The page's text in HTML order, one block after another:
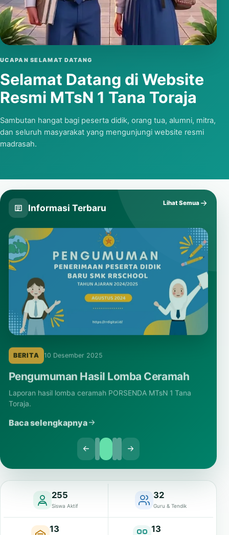
UCAPAN SELAMAT DATANG
Selamat Datang di Website
Resmi MTsN 1 Tana Toraja
Sambutan hangat bagi peserta didik, orang tua, alumni, mitra,
dan seluruh masyarakat yang mengunjungi website resmi
madrasah.
Putar video
Informasi Terbaru Lihat Semua
BERITA 10 Desember 2025
Pengumuman Hasil Lomba Ceramah
Laporan hasil lomba ceramah PORSENDA MTsN 1 Tana
Toraja.
Baca selengkapnya
255
Siswa Aktif
32
Guru & Tendik
13 13